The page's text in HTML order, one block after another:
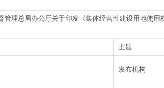
管理总局办公厅关于印发《集体经营性建设用地使
主题
发布机构